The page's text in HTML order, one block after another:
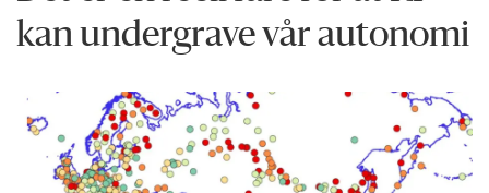
kan undergrave vår autonomi